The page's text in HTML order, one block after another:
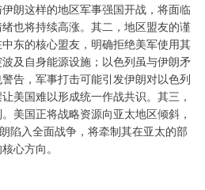
朗这样的地区军事强国开战，将面临
也将持续高涨。其二，地区盟友的谨
东的核心盟友，明确拒绝美军使用其
及自身能源设施；以色列虽与伊朗矛
告，军事打击可能引发伊朗对以色列
美国难以形成统一作战共识。其三，
美国正将战略资源向亚太地区倾斜，
陷入全面战争，将牵制其在亚太的部
心方向。